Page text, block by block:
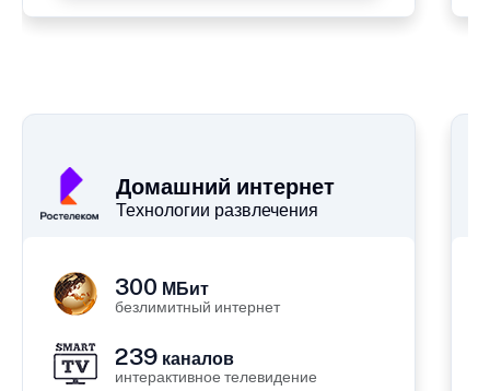
Домашний интернет
Технологии развлечения
300 МБит
безлимитный интернет
239 каналов
интерактивное телевидение